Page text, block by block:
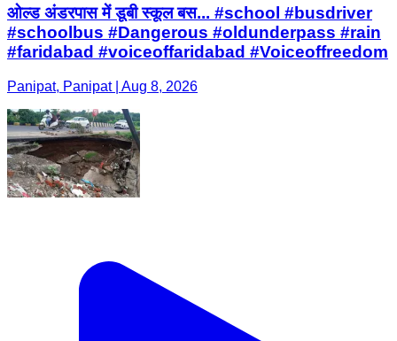
ओल्ड अंडरपास में डूबी स्कूल बस... #school #busdriver
#schoolbus #Dangerous #oldunderpass #rain
#faridabad #voiceoffaridabad #Voiceoffreedom
Panipat, Panipat | Aug 8, 2026